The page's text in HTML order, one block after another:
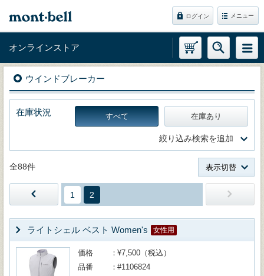
ログイン メニュー
オンラインストア
ウインドブレーカー
在庫状況 すべて 在庫あり
絞り込み検索を追加
全88件 表示切替
1 2
ライトシェル ベスト Women's 女性用
価格
¥7,500（税込）
品番
#1106824